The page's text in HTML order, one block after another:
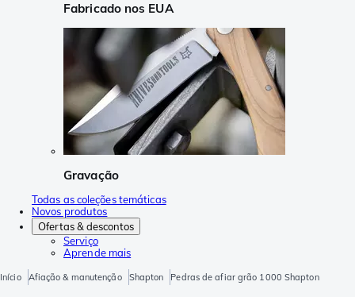
Fabricado nos EUA
Gravação
Todas as coleções temáticas
Novos produtos
Ofertas & descontos
Serviço
Aprende mais
Início Afiação & manutenção Shapton Pedras de afiar grão 1000 Shapton